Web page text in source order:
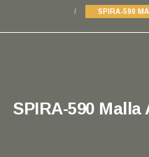
SPIRA-590
SPIRA-590